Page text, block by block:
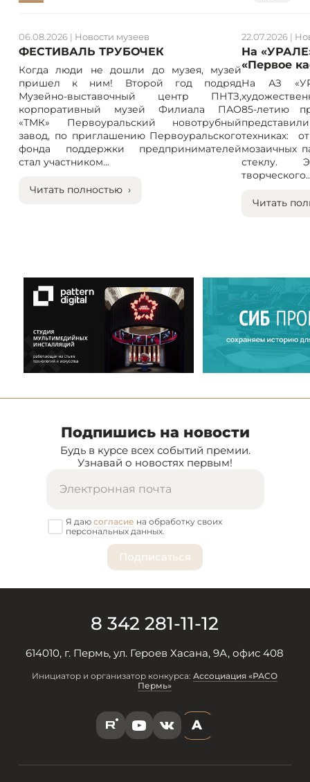
ФЕСТИВАЛЬ ТРУБОЧЕК
06.08.2026| Новости музеев
Когда люди не дошли до музея, музей
пришел к ним! Второй год подряд
Музейно-выставочный центр ПНТЗ,
корпоративный музей Филиала ПАО
«ТМК» Первоуральский новотрубный
завод, по приглашению Первоуральского
фонда поддержки предпринимателей
стал участником...
Читать полностью ›
На
«Первое
22.07.2026 |
На АЗ
85-летию
техниках:
мозаичных
стеклу.
Читать
Подпишись на новости
Будь в курсе всех событий премии.
Узнавай о новостях первым!
Я даю согласие на обработку своих
персональных данных.
8 342 281-11-12
614010, г. Пермь, ул. Героев Хасана, 9А, офис 408
Инициатор и организатор конкурса:Ассоциация «РАСО
Пермь»
R Y V A